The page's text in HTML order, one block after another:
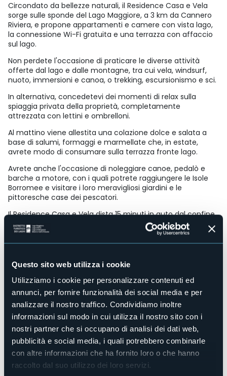
Questo sito web utilizza i cookie
Utilizziamo i cookie per personalizzare contenuti ed
annunci, per fornire funzionalità dei social media e per
analizzare il nostro traffico. Condividiamo inoltre
informazioni sul modo in cui utilizza il nostro sito con i
nostri partner che si occupano di analisi dei dati web,
pubblicità e social media, i quali potrebbero combinarle
con altre informazioni che ha fornito loro o che hanno
raccolto dal suo utilizzo dei loro servizi.
Circondato da bellezze naturali, il Residence Casa e Vela
sorge sulle sponde del Lago Maggiore, a 3 km da Cannero
Riviera, e propone appartamenti e camere con vista lago,
la connessione Wi-Fi gratuita e una terrazza con affaccio
sul lago.
Non perdete l'occasione di praticare le diverse attività
offerte dal lago e dalle montagne, tra cui vela, windsurf,
nuoto, immersioni e canoa, o trekking, escursionismo e sci.
In alternativa, concedetevi dei momenti di relax sulla
spiaggia privata della proprietà, completamente
attrezzata con lettini e ombrelloni.
Al mattino viene allestita una colazione dolce e salata a
base di salumi, formaggi e marmellate che, in estate,
avrete modo di consumare sulla terrazza fronte lago.
Avrete anche l'occasione di noleggiare canoe, pedalò e
barche a motore, con i quali potrete raggiungere le Isole
Borromee e visitare i loro meravigliosi giardini e le
pittoresche case dei pescatori.
Il Residence Casa e Vela dista 15 minuti in auto dal confine
con la Svizzera e 10 km da Verbania.
Sì
Centro benessere
No
Sala congressi
No
Piscina
No
Animali ammessi
Sì
Appartamenti